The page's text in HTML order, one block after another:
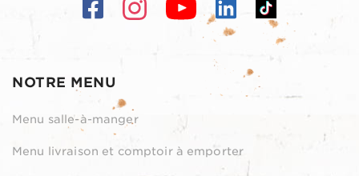
NOTRE MENU
Menu salle-à-manger
Menu livraison et comptoir à emporter